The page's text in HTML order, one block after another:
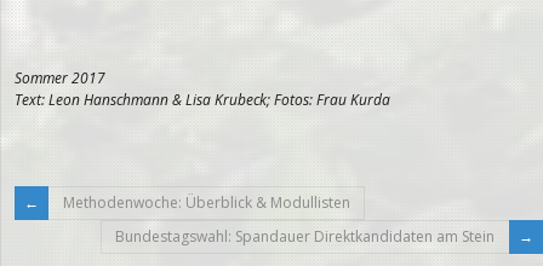
Sommer 2017
Text: Leon Hanschmann & Lisa Krubeck; Fotos: Frau Kurda
Methodenwoche: Überblick & Modullisten
Bundestagswahl: Spandauer Direktkandidaten am Stein